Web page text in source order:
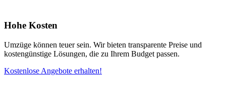
Hohe Kosten
Umzüge können teuer sein. Wir bieten transparente Preise und
kostengünstige Lösungen, die zu Ihrem Budget passen.
Kostenlose Angebote erhalten!